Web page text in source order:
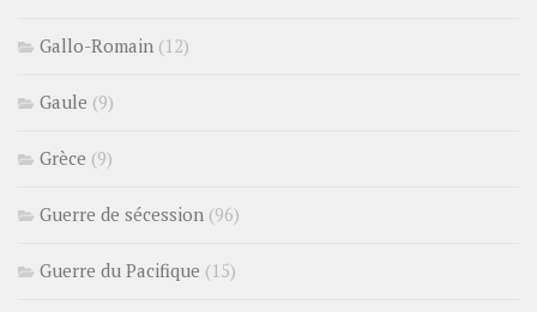
Gallo-Romain (12)
Gaule (9)
Grèce (9)
Guerre de sécession (96)
Guerre du Pacifique (15)